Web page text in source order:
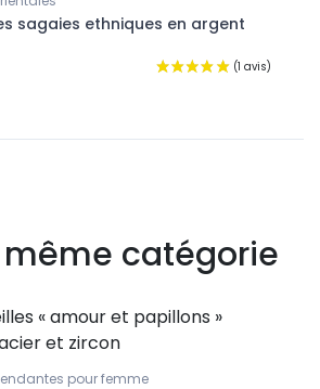
sagaies ethniques en argent
même catégorie
pour femme